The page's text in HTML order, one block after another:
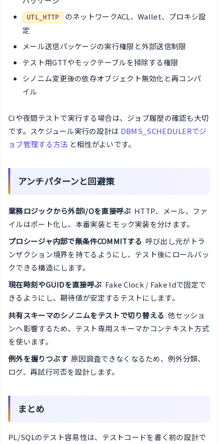
UTL_HTTP
のネットワークACL、Wallet、プロキシ設
定
メール送信パッケージの実行権限と外部送信制限
テスト用GTTやモックテーブルを掃除する権限
シノニム変更後の依存オブジェクト無効化と再コンパ
イル
CIや夜間テストで実行する場合は、ジョブ履歴の確認も大切
です。スケジュール実行の設計は DBMS_SCHEDULERでジ
ョブ管理する方法 と相性がよいです。
アンチパターンと回避策
業務ロジックから外部I/Oを直接呼ぶ HTTP、メール、ファ
イルはポート化し、本番実装とモック実装を分けます。
プロシージャ内部で無条件COMMITする 呼び出し元がトラ
ンザクション境界を持てるようにし、テスト後にロールバッ
クできる構造にします。
現在時刻やGUIDを直接呼ぶ Fake Clock / Fake Idで固定で
きるようにし、期待値が安定するテストにします。
共有スキーマのシノニムをテストで切り替える 他セッショ
ンへ影響するため、テスト専用スキーマかコンテキスト方式
を使います。
例外を握りつぶす 原因調査できなくなるため、例外分類、
ログ、再試行可否を設計します。
まとめ
PL/SQLのテスト容易性は、テストコードを書く前の設計で